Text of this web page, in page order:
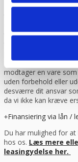
Såfremt du ønsker at
tjekke varen på pallen
under for
tilføjet “modtaget
taget forbehold for
på varen og som du
får du varen
modtager en vare
uden forbehold eller
desværre dit ansvar
da vi ikke kan kræve
Finansiering via lån /
Du har mulighed for
hos os. Læs mere
leasingydelse her.